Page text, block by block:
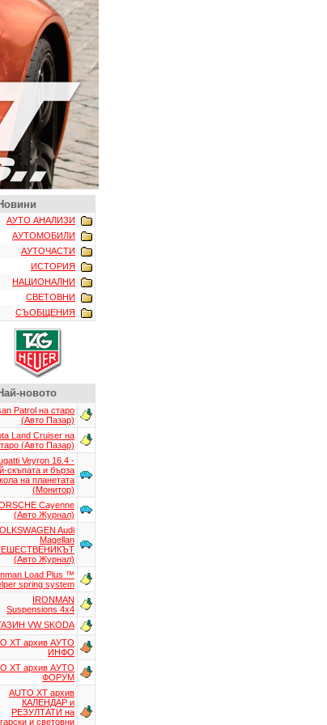
АУТО АНАЛИЗИ
АУТОМОБИЛИ
АУТОЧАСТИ
ИСТОРИЯ
НАЦИОНАЛНИ
СВЕТОВНИ
СЪОБЩЕНИЯ
новото
Patrol на старо
(Авто Пазар)
Land Cruiser на
(Авто Пазар)
Veyron 16.4 -
скъпата и бърза
кола на планетата
(Монитор)
Cayenne
(Авто Журнал)
Audi
Magellan
(Авто Журнал)
Load Plus ™
spring system
IRONMAN
Suspensions 4x4
VW SKODA
XT aрхив АУТО
ИНФО
XT aрхив АУТО
ФОРУМ
AUTO XT aрхив
КАЛЕНДАР и
РЕЗУЛТАТИ на
и световни